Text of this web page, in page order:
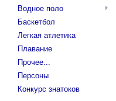
Водное поло
Баскетбол
Легкая атлетика
Плавание
Прочее...
Персоны
Конкурс знатоков